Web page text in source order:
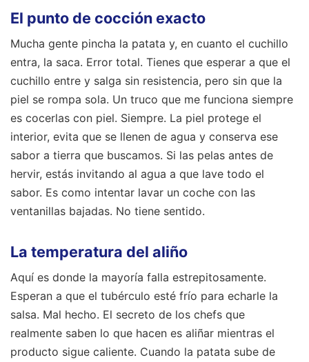
El punto de cocción exacto
Mucha gente pincha la patata y, en cuanto el cuchillo
entra, la saca. Error total. Tienes que esperar a que el
cuchillo entre y salga sin resistencia, pero sin que la
piel se rompa sola. Un truco que me funciona siempre
es cocerlas con piel. Siempre. La piel protege el
interior, evita que se llenen de agua y conserva ese
sabor a tierra que buscamos. Si las pelas antes de
hervir, estás invitando al agua a que lave todo el
sabor. Es como intentar lavar un coche con las
ventanillas bajadas. No tiene sentido.
La temperatura del aliño
Aquí es donde la mayoría falla estrepitosamente.
Esperan a que el tubérculo esté frío para echarle la
salsa. Mal hecho. El secreto de los chefs que
realmente saben lo que hacen es aliñar mientras el
producto sigue caliente. Cuando la patata sube de